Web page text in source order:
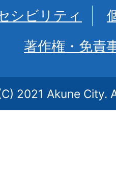
シビリティ
著作権・免責
2021 Akune City.